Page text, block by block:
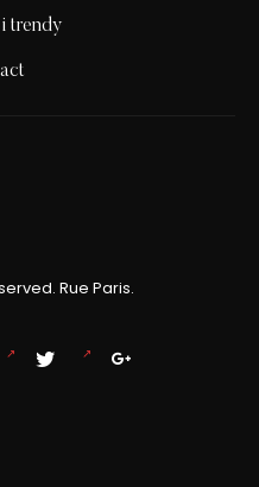
i trendy
Rue Paris.